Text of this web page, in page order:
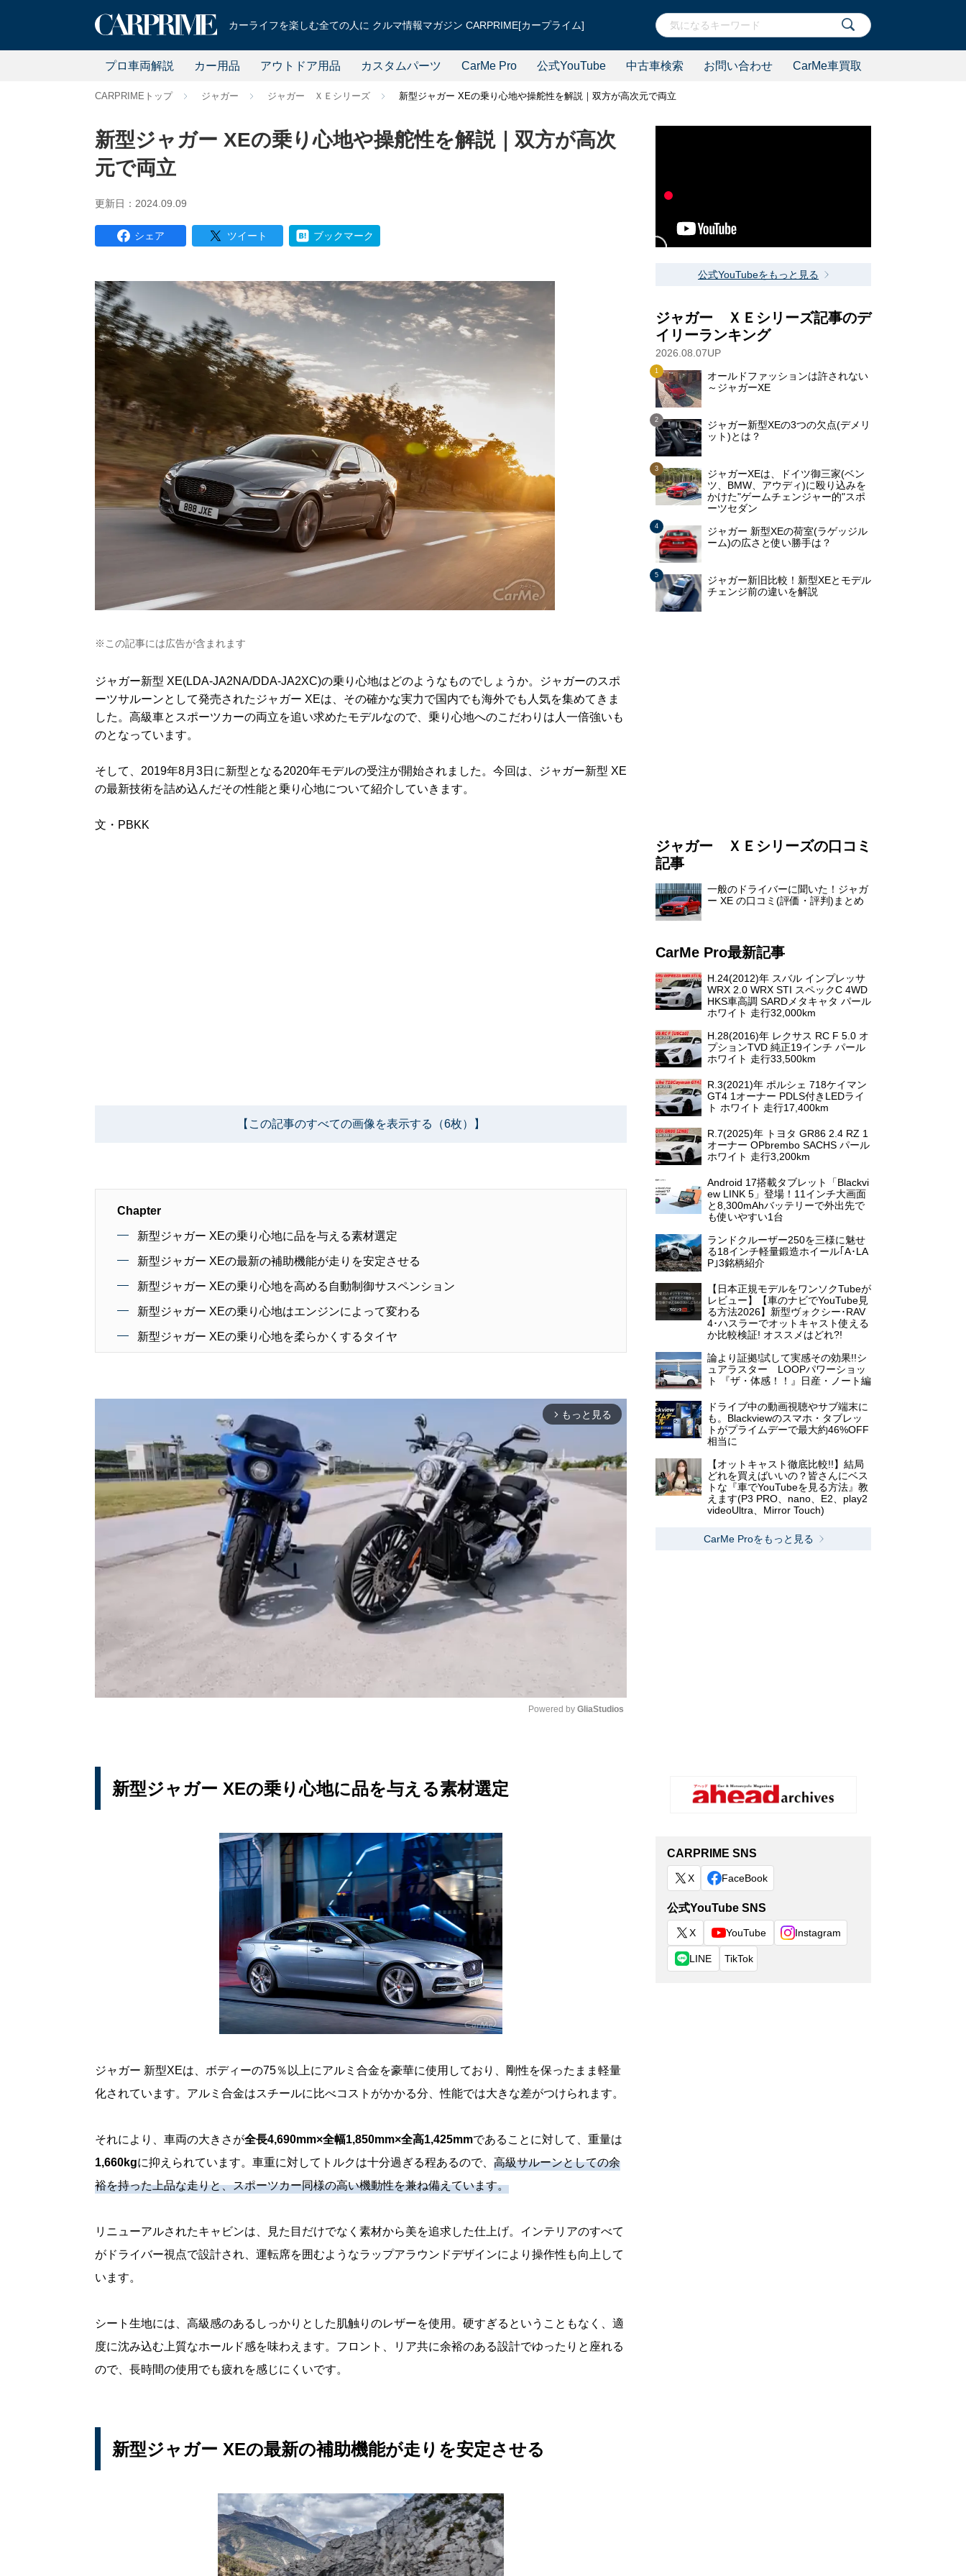
カーライフを楽しむ全ての人に クルマ情報マガジン CARPRIME[カープライム]
プロ車両解説 カー用品 アウトドア用品 カスタムパーツ CarMe Pro 公式YouTube 中古車検索 お問い合わせ CarMe車買取
CARPRIMEトップ ジャガー ジャガー ＸＥシリーズ 新型ジャガー XEの乗り心地や操舵性を解説｜双方が高次元で両立
新型ジャガー XEの乗り心地や操舵性を解説｜双方が高次
元で両立
更新日：2024.09.09
シェア ツイート ブックマーク
※この記事には広告が含まれます
ジャガー新型 XE(LDA-JA2NA/DDA-JA2XC)の乗り心地はどのようなものでしょうか。ジャガーのスポ
ーツサルーンとして発売されたジャガー XEは、その確かな実力で国内でも海外でも人気を集めてきま
した。高級車とスポーツカーの両立を追い求めたモデルなので、乗り心地へのこだわりは人一倍強いも
のとなっています。
そして、2019年8月3日に新型となる2020年モデルの受注が開始されました。今回は、ジャガー新型 XE
の最新技術を詰め込んだその性能と乗り心地について紹介していきます。
文・PBKK
【この記事のすべての画像を表示する（6枚）】
Chapter
新型ジャガー XEの乗り心地に品を与える素材選定
新型ジャガー XEの最新の補助機能が走りを安定させる
新型ジャガー XEの乗り心地を高める自動制御サスペンション
新型ジャガー XEの乗り心地はエンジンによって変わる
新型ジャガー XEの乗り心地を柔らかくするタイヤ
arrow_forward_ios もっと見る
Powered by GliaStudios
新型ジャガー XEの乗り心地に品を与える素材選定
ジャガー 新型XEは、ボディーの75％以上にアルミ合金を豪華に使用しており、剛性を保ったまま軽量
化されています。アルミ合金はスチールに比べコストがかかる分、性能では大きな差がつけられます。
それにより、車両の大きさが全長4,690mm×全幅1,850mm×全高1,425mmであることに対して、重量は
1,660kgに抑えられています。車重に対してトルクは十分過ぎる程あるので、 高級サルーンとしての余
裕を持った上品な走りと、スポーツカー同様の高い機動性を兼ね備えています。
リニューアルされたキャビンは、見た目だけでなく素材から美を追求した仕上げ。インテリアのすべて
がドライバー視点で設計され、運転席を囲むようなラップアラウンドデザインにより操作性も向上して
います。
シート生地には、高級感のあるしっかりとした肌触りのレザーを使用。硬すぎるということもなく、適
度に沈み込む上質なホールド感を味わえます。フロント、リア共に余裕のある設計でゆったりと座れる
ので、長時間の使用でも疲れを感じにくいです。
新型ジャガー XEの最新の補助機能が走りを安定させる
公式YouTubeをもっと見る
ジャガー ＸＥシリーズ記事のデ
イリーランキング
2026.08.07UP
オールドファッションは許されない
～ジャガーXE
ジャガー新型XEの3つの欠点(デメリ
ット)とは？
ジャガーXEは、ドイツ御三家(ベン
ツ、BMW、アウディ)に殴り込みを
かけた"ゲームチェンジャー的"スポ
ーツセダン
ジャガー 新型XEの荷室(ラゲッジル
ーム)の広さと使い勝手は？
ジャガー新旧比較！新型XEとモデル
チェンジ前の違いを解説
ジャガー ＸＥシリーズの口コミ
記事
一般のドライバーに聞いた！ジャガ
ー XE の口コミ(評価・評判)まとめ
CarMe Pro最新記事
H.24(2012)年 スバル インプレッサ
WRX 2.0 WRX STI スペックC 4WD
HKS車高調 SARDメタキャタ パール
ホワイト 走行32,000km
H.28(2016)年 レクサス RC F 5.0 オ
プションTVD 純正19インチ パール
ホワイト 走行33,500km
R.3(2021)年 ポルシェ 718ケイマン
GT4 1オーナー PDLS付きLEDライ
ト ホワイト 走行17,400km
R.7(2025)年 トヨタ GR86 2.4 RZ 1
オーナー OPbrembo SACHS パール
ホワイト 走行3,200km
Android 17搭載タブレット「Blackvi
ew LINK 5」登場！11インチ大画面
と8,300mAhバッテリーで外出先で
も使いやすい1台
ランドクルーザー250を三様に魅せ
る18インチ軽量鍛造ホイール｢A･LA
P｣3銘柄紹介
【日本正規モデルをワンソクTubeが
レビュー】【車のナビでYouTube見
る方法2026】新型ヴォクシー･RAV
4･ハスラーでオットキャスト使える
か比較検証! オススメはどれ?!
論より証拠!試して実感その効果!!シ
ュアラスター LOOPパワーショッ
ト 『ザ・体感！！』日産・ノート編
ドライブ中の動画視聴やサブ端末に
も。Blackviewのスマホ・タブレッ
トがプライムデーで最大約46%OFF
相当に
【オットキャスト徹底比較!!】結局
どれを買えばいいの？皆さんにベス
トな『車でYouTubeを見る方法』教
えます(P3 PRO、nano、E2、play2
videoUltra、Mirror Touch)
CarMe Proをもっと見る
CARPRIME SNS
X FaceBook
公式YouTube SNS
X YouTube Instagram
LINE TikTok